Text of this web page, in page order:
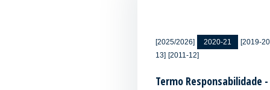
[2025/2026] 2020-21 [2019-
13] [2011-12]
Termo Responsabilidade